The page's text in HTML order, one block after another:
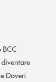
BCC
Doveri